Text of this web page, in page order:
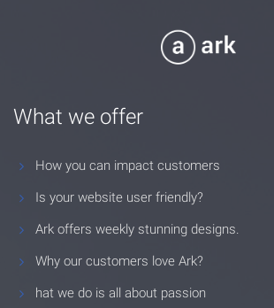
What we offer
How you can impact customers
Is your website user friendly?
Ark offers weekly stunning designs.
Why our customers love Ark?
hat we do is all about passion